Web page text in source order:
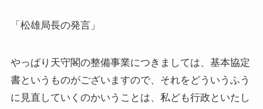
「松雄局長の発言」
やっぱり天守閣の整備事業につきましては、基本協定
書というものがございますので、それをどういうふう
に見直していくのかいうことは、私ども行政といたし